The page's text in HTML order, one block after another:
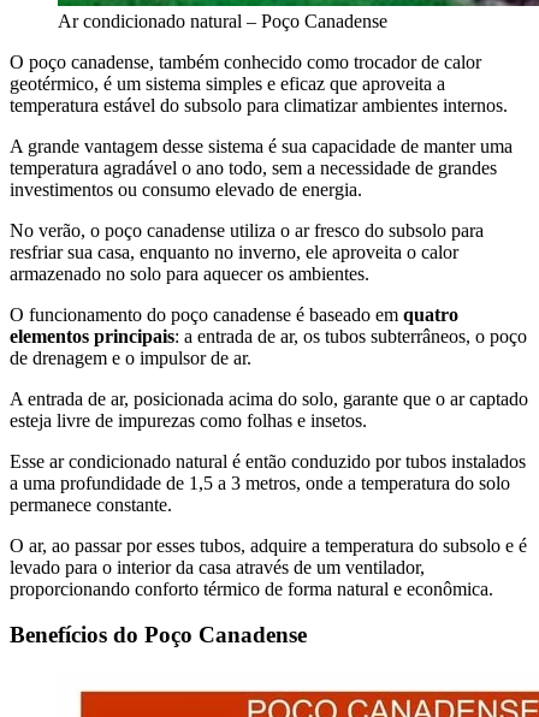
Ar condicionado natural – Poço Canadense
O poço canadense, também conhecido como trocador de calor
geotérmico, é um sistema simples e eficaz que aproveita a
temperatura estável do subsolo para climatizar ambientes internos.
A grande vantagem desse sistema é sua capacidade de manter uma
temperatura agradável o ano todo, sem a necessidade de grandes
investimentos ou consumo elevado de energia.
No verão, o poço canadense utiliza o ar fresco do subsolo para
resfriar sua casa, enquanto no inverno, ele aproveita o calor
armazenado no solo para aquecer os ambientes.
O funcionamento do poço canadense é baseado em quatro
elementos principais: a entrada de ar, os tubos subterrâneos, o poço
de drenagem e o impulsor de ar.
A entrada de ar, posicionada acima do solo, garante que o ar captado
esteja livre de impurezas como folhas e insetos.
Esse ar condicionado natural é então conduzido por tubos instalados
a uma profundidade de 1,5 a 3 metros, onde a temperatura do solo
permanece constante.
O ar, ao passar por esses tubos, adquire a temperatura do subsolo e é
levado para o interior da casa através de um ventilador,
proporcionando conforto térmico de forma natural e econômica.
Benefícios do Poço Canadense